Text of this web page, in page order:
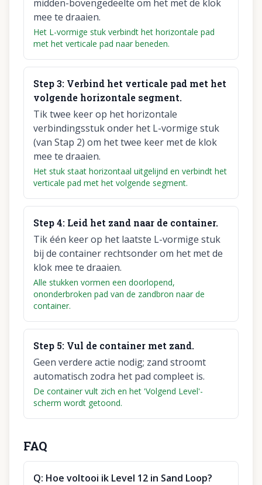
midden-bovengedeelte om het met de klok
mee te draaien.
Het L-vormige stuk verbindt het horizontale pad
met het verticale pad naar beneden.
Step3: Verbind het verticale pad met het
volgende horizontale segment.
Tik twee keer op het horizontale
verbindingsstuk onder het L-vormige stuk
(van Stap 2) om het twee keer met de klok
mee te draaien.
Het stuk staat horizontaal uitgelijnd en verbindt het
verticale pad met het volgende segment.
Step4: Leid het zand naar de container.
Tik één keer op het laatste L-vormige stuk
bij de container rechtsonder om het met de
klok mee te draaien.
Alle stukken vormen een doorlopend,
ononderbroken pad van de zandbron naar de
container.
Step 5: Vul de container met zand.
Geen verdere actie nodig; zand stroomt
automatisch zodra het pad compleet is.
De container vult zich en het 'Volgend Level'-
scherm wordt getoond.
FAQ
Q: Hoe voltooi ik Level 12 in Sand Loop?